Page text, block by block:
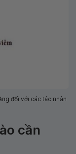
đối với các tác nhân
cần